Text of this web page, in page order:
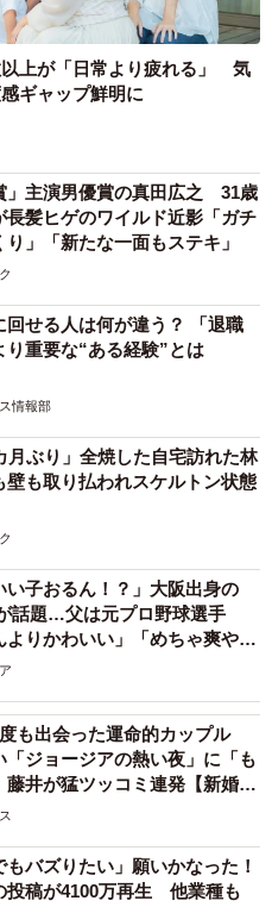
以上が「日常より疲れる」 気
ギャップ鮮明に
」主演男優賞の真田広之 31歳
長髪ヒゲのワイルド近影「ガチ
り」「新たな一面もステキ」
回せる人は何が違う？ 「退職
り重要な“ある経験”とは
情報部
月ぶり」全焼した自宅訪れた林
も取り払われスケルトン状態
い子おるん！？」大阪出身の
話題…父は元プロ野球選手
よりかわいい」「めちゃ爽や
も出会った運命的カップル
「ジョージアの熱い夜」に「も
藤井が猛ツッコミ連発【新婚さ
もバズりたい」願いかなった！
投稿が4100万再生 他業種も